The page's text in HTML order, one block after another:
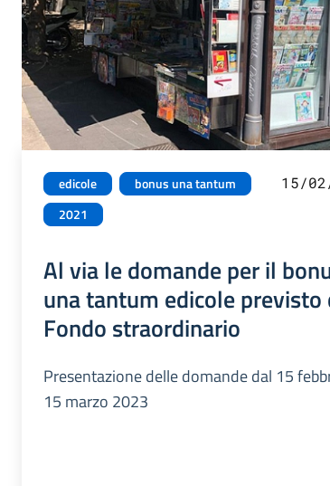
edicole
bonus una tantum
2021
15/
Al via le domande per il
una tantum edicole previsto
Fondo straordinario
Presentazione delle domande dal 15
15 marzo 2023